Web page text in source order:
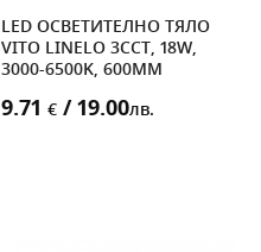
LED ОСВЕТИТЕЛНО ТЯЛО
VITO LINELO 3CCT, 18W,
3000-6500K, 600MM
9.71 € / 19.00лв.